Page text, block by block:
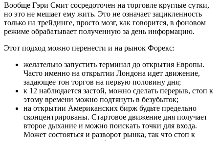
Вообще Гэри Смит сосредоточен на торговле круглые сутки,
но это не мешает ему жить. Это не означает зацикленность
только на трейдинге, просто мозг, как говорится, в фоновом
режиме обрабатывает полученную за день информацию.
Этот подход можно перенести и на рынок Форекс:
желательно запустить терминал до открытия Европы.
Часто именно на открытии Лондона идет движение,
задающее тон торгов на первую половину дня;
к 12 наблюдается застой, можно сделать перерыв, стоп к
этому времени можно подтянуть в безубыток;
на открытии Американских бирж будьте предельно
сконцентрированы. Стартовое движение дня получает
второе дыхание и можно поискать точки для входа.
Может состояться и разворот рынка, так что стоп к